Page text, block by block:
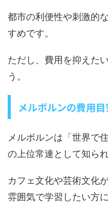
都市の利便性や刺激的
すめです。
ただし、費用を抑えた
う。
メルボルンの費用目
メルボルンは「世界で
の上位常連として知ら
カフェ文化や芸術文化
雰囲気で学習したい方